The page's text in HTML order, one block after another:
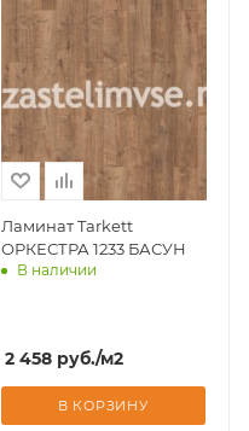
Ламинат Tarkett
ОРКЕСТРА 1233 БАСУН
В наличии
2 458руб./м2
В КОРЗИНУ